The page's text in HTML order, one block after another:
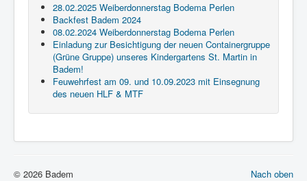
28.02.2025 Weiberdonnerstag Bodema Perlen
Backfest Badem 2024
08.02.2024 Weiberdonnerstag Bodema Perlen
Einladung zur Besichtigung der neuen Containergruppe
(Grüne Gruppe) unseres Kindergartens St. Martin in
Badem!
Feuwehrfest am 09. und 10.09.2023 mit Einsegnung
des neuen HLF & MTF
Nach oben
© 2026 Badem